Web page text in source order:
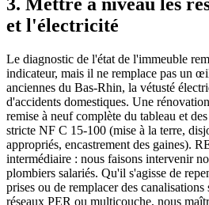
et l'électricité
Le diagnostic de l'état de l'immeuble
indicateur, mais il ne remplace pas un
anciennes du Bas-Rhin, la vétusté
d'accidents domestiques. Une
remise à neuf complète du tableau et
stricte NF C 15-100 (mise à la terre,
appropriés, encastrement des gaines).
intermédiaire : nous faisons intervenir
plombiers salariés. Qu'il s'agisse de
prises ou de remplacer des canalisations
réseaux PER ou multicouche, nous